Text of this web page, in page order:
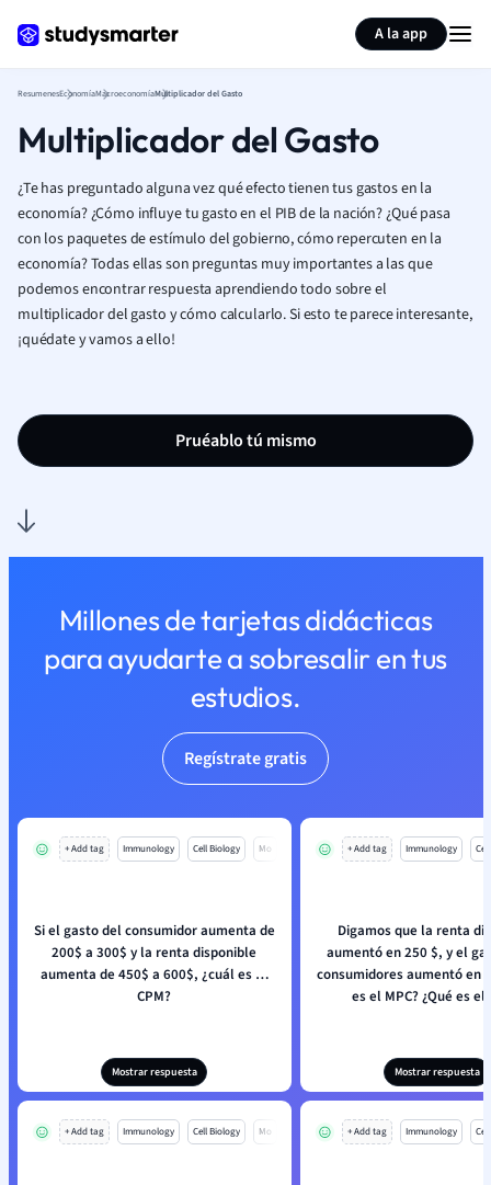
A la app
ResumenesEconomíaMacroeconomíaMultiplicador del Gasto
Multiplicador del Gasto
¿Te has preguntado alguna vez qué efecto tienen tus gastos en la
economía? ¿Cómo influye tu gasto en el PIB de la nación? ¿Qué pasa
con los paquetes de estímulo del gobierno, cómo repercuten en la
economía? Todas ellas son preguntas muy importantes a las que
podemos encontrar respuesta aprendiendo todo sobre el
multiplicador del gasto y cómo calcularlo. Si esto te parece interesante,
¡quédate y vamos a ello!
Pruéablo tú mismo
Millones de tarjetas didácticas
para ayudarte a sobresalir en tus
estudios.
Regístrate gratis
+ Add tag Immunology Cell Biology Mo
Si el gasto del consumidor aumenta de
200$ a 300$ y la renta disponible
aumenta de 450$ a 600$, ¿cuál es el
CPM?
Mostrar respuesta
+ Add tag Immunology
Digamos que la renta
aumentó en 250 $, y el
consumidores aumentó en
es el MPC? ¿Qué es el
Mostrar respuesta
+ Add tag Immunology Cell Biology Mo + Add tag Immunology
Resumir página